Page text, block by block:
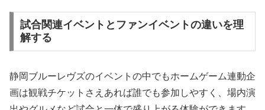
試合関連イベントとファンイベントの違いを理
解する
静岡ブルーレヴズのイベントの中でもホームゲーム連動企
画は観戦チケットさえあれば誰でも参加しやすく、場内演